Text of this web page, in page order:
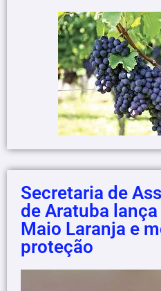
Secretaria de
de Aratuba
Maio Laranja e
proteção